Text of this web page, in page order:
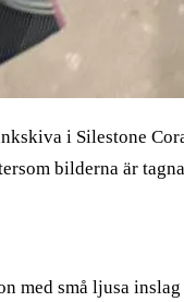
i Silestone
bilderna är
med små ljusa